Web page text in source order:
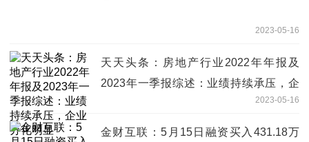
2023-05-16
天天头条：房地产行业2022年年报及
2023年一季报综述：业绩持续承压，企
2023-05-16
金财互联：5月15日融资买入431.18万